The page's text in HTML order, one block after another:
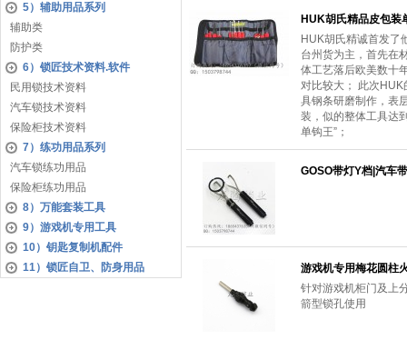
5）辅助用品系列
辅助类
防护类
6）锁匠技术资料.软件
民用锁技术资料
汽车锁技术资料
保险柜技术资料
7）练功用品系列
汽车锁练功用品
保险柜练功用品
8）万能套装工具
9）游戏机专用工具
10）钥匙复制机配件
11）锁匠自卫、防身用品
HUK胡氏精品皮包装
HUK胡氏精诚首发了
台州货为主，首先在
体工艺落后欧美数十
对比较大； 此次
具钢条研磨制作，表
装，似的整体工具达
单钩王”；
GOSO带灯Y档|汽车
游戏机专用梅花圆柱
针对游戏机柜门及上
箭型锁孔使用